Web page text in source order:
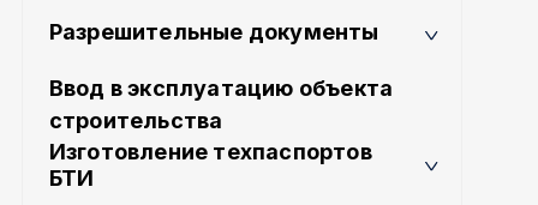
Разрешительные документы
Ввод в эксплуатацию объекта
строительства
Изготовление техпаспортов
БТИ